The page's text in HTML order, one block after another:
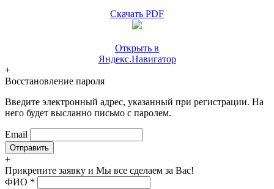
Скачать PDF
Открыть в
Яндекс.Навигатор
+
Восстановление пароля
Введите электронный адрес, указанный при регистрации. На
него будет высланно письмо с паролем.
Email
+
Прикрепите заявку и Мы все сделаем за Вас!
ФИО *